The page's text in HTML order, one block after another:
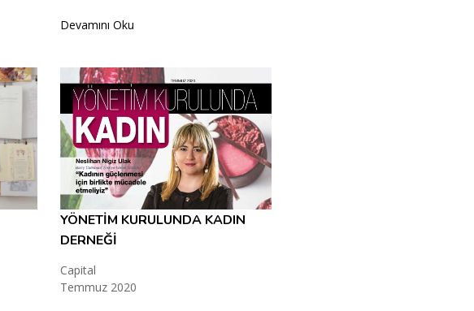
Devamını Oku
YÖNETİM KURULUNDA KADIN
DERNEĞİ
Capital
Temmuz 2020